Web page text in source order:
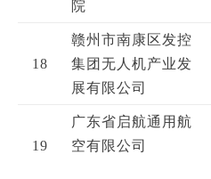
院
18
赣州市南康区发控
集团无人机产业发
展有限公司
19
广东省启航通用航
空有限公司